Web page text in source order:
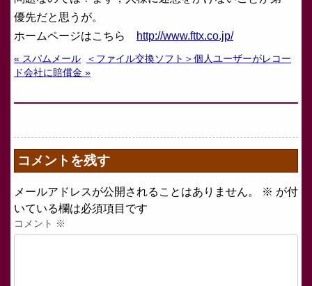
優先だと思うが。
ホームページはこちら
http://www.fttx.co.jp/
« スパムメール
＜ファイル交換ソフト＞個人ユーザーがレコー
ド会社に賠償金 »
コメントを残す
メールアドレスが公開されることはありません。 ※ が付
いている欄は必須項目です
コメント ※